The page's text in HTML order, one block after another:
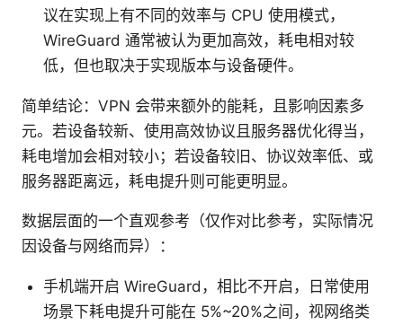
议在实现上有不同的效率与 CPU 使用模式，
WireGuard 通常被认为更加高效，耗电相对较
低，但也取决于实现版本与设备硬件。
简单结论：VPN 会带来额外的能耗，且影响因素多
元。若设备较新、使用高效协议且服务器优化得当，
耗电增加会相对较小；若设备较旧、协议效率低、或
服务器距离远，耗电提升则可能更明显。
数据层面的一个直观参考（仅作对比参考，实际情况
因设备与网络而异）：
手机端开启 WireGuard，相比不开启，日常使用
场景下耗电提升可能在 5%~20%之间，视网络类